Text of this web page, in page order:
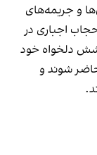
و جریمه‌های
اجباری در
دلخواه خود
شوند و